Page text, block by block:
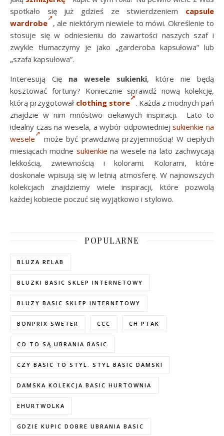
spotkało się już gdzieś ze stwierdzeniem capsule
wardrobe , ale niektórym niewiele to mówi. Określenie to
stosuje się w odniesieniu do zawartości naszych szaf i
zwykle tłumaczymy je jako „garderoba kapsułowa” lub
„szafa kapsułowa”.
Interesują Cię na wesele sukienki, które nie będą
kosztować fortuny? Koniecznie sprawdź nową kolekcję,
którą przygotował clothing store . Każda z modnych pań
znajdzie w nim mnóstwo ciekawych inspiracji. Lato to
idealny czas na wesela, a wybór odpowiedniejsukienkie na
wesele
może być prawdziwą przyjemnością! W ciepłych
miesiącach modne sukienkie na wesele na lato zachwycają
lekkością, zwiewnością i kolorami. Kolorami, które
doskonale wpisują się w letnią atmosferę. W najnowszych
kolekcjach znajdziemy wiele inspiracji, które pozwolą
każdej kobiecie poczuć się wyjątkowo i stylowo.
POPULARNE
BLUZA RELAB
BLUZKI BASIC SKLEP INTERNETOWY
BLUZY BASIC SKLEP INTERNETOWY
BONPRIX SWETER CCC CH PTAK
CO TO SĄ UBRANIA BASIC
CZY BASIC TO STYL. STYL BASIC DAMSKI
DAMSKA KOLEKCJA BASIC HURTOWNIA
EHURTWOLKA
GDZIE KUPIC DOBRE UBRANIA BASIC